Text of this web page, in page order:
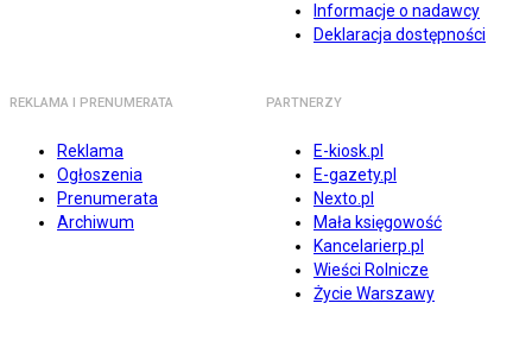
Informacje o nadawcy
Deklaracja dostępności
REKLAMA I PRENUMERATA
Reklama
Ogłoszenia
Prenumerata
Archiwum
PARTNERZY
E-kiosk.pl
E-gazety.pl
Nexto.pl
Mała księgowość
Kancelarierp.pl
Wieści Rolnicze
Życie Warszawy